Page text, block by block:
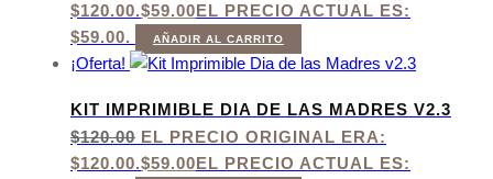
$120.00.$59.00EL PRECIO ACTUAL ES:
$59.00.
AÑADIR AL CARRITO
¡Oferta!
KIT IMPRIMIBLE DIA DE LAS MADRES V2.3
$120.00 EL PRECIO ORIGINAL ERA:
$120.00.$59.00EL PRECIO ACTUAL ES: